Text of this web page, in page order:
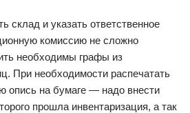
склад и указать ответственное
комиссию не сложно
необходимы графы из
При необходимости распечатать
опись на бумаге — надо внести
прошла инвентаризация, а так